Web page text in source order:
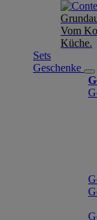
Vom
Küche.
Sets
Geschenke